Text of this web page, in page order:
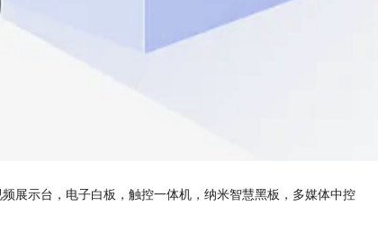
展示台，电子白板，触控一体机，纳米智慧黑板，多媒体中控